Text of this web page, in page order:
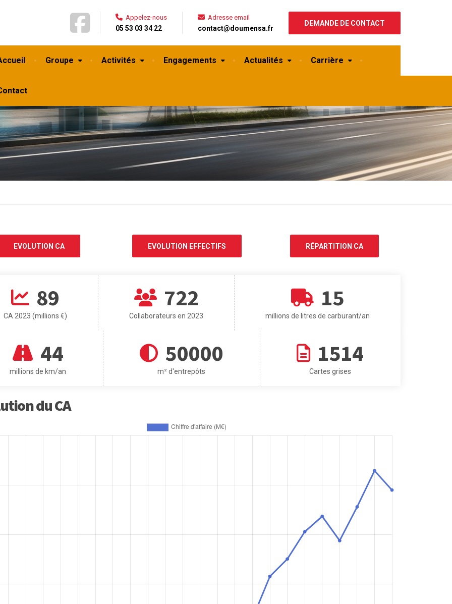
Groupe Activités Engagements Actualités Carrière
Appelez-nous
05 53 03 34 22
Adresse email
contact@doumensa.fr
DEMANDE DE CONTACT
EVOLUTION CA EVOLUTION EFFECTIFS RÉPARTITION CA
89
CA 2023 (millions €)
722
Collaborateurs en 2023
15
millions de litres de carburant/an
44
millions de km/an
50000
m² d'entrepôts
1514
Cartes grises
du CA